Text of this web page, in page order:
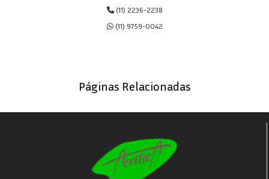
(11) 2236-2238
(11) 9759-0042
Páginas Relacionadas